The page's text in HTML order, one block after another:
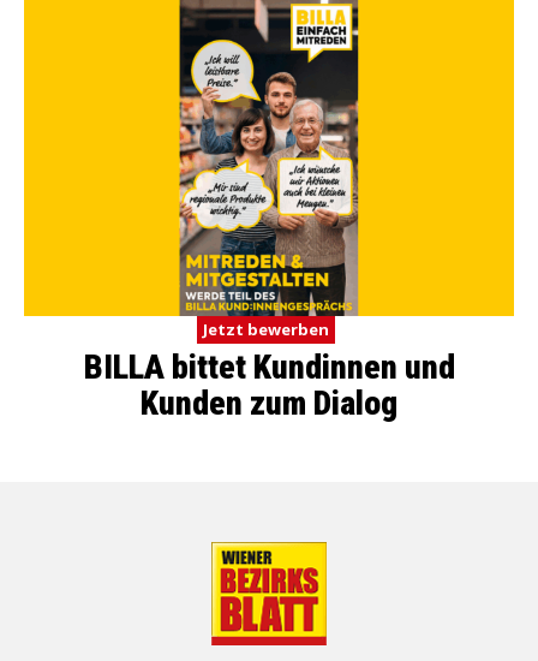
Jetzt bewerben
BILLA bittet Kundinnen und
Kunden zum Dialog